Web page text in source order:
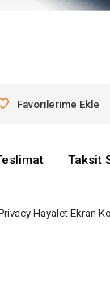
Favorilerime Ekle
Taksit
Hayalet Ekran